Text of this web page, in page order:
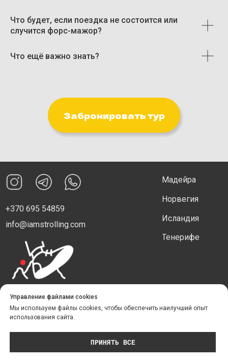
Управление файлами cookies
Мы используем файлы cookies, чтобы обеспечить наилучший опыт
использования сайта.
ПРИНЯТЬ ВСЕ
Что будет, если поездка не состоится или
случится форс-мажор?
Что ещё важно знать?